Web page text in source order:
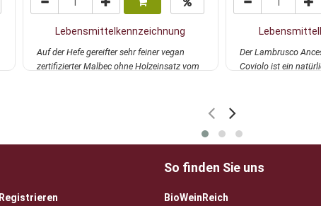
Lebensmittelkennzeichnung
Auf der Hefe gereifter sehr feiner vegan
zertifizierter Malbec ohne Holzeinsatz vom
Der Lambrusco
Coviolo ist ein
Registrieren
So finden Sie uns
BioWeinReich